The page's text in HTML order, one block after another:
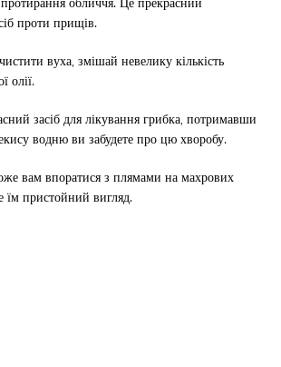
проти прищів.
вуха, змішай невелику кількість
олії.
засіб для лікування грибка, потримавши
водню ви забудете про цю хворобу.
вам впоратися з плямами на махрових
пристойний вигляд.